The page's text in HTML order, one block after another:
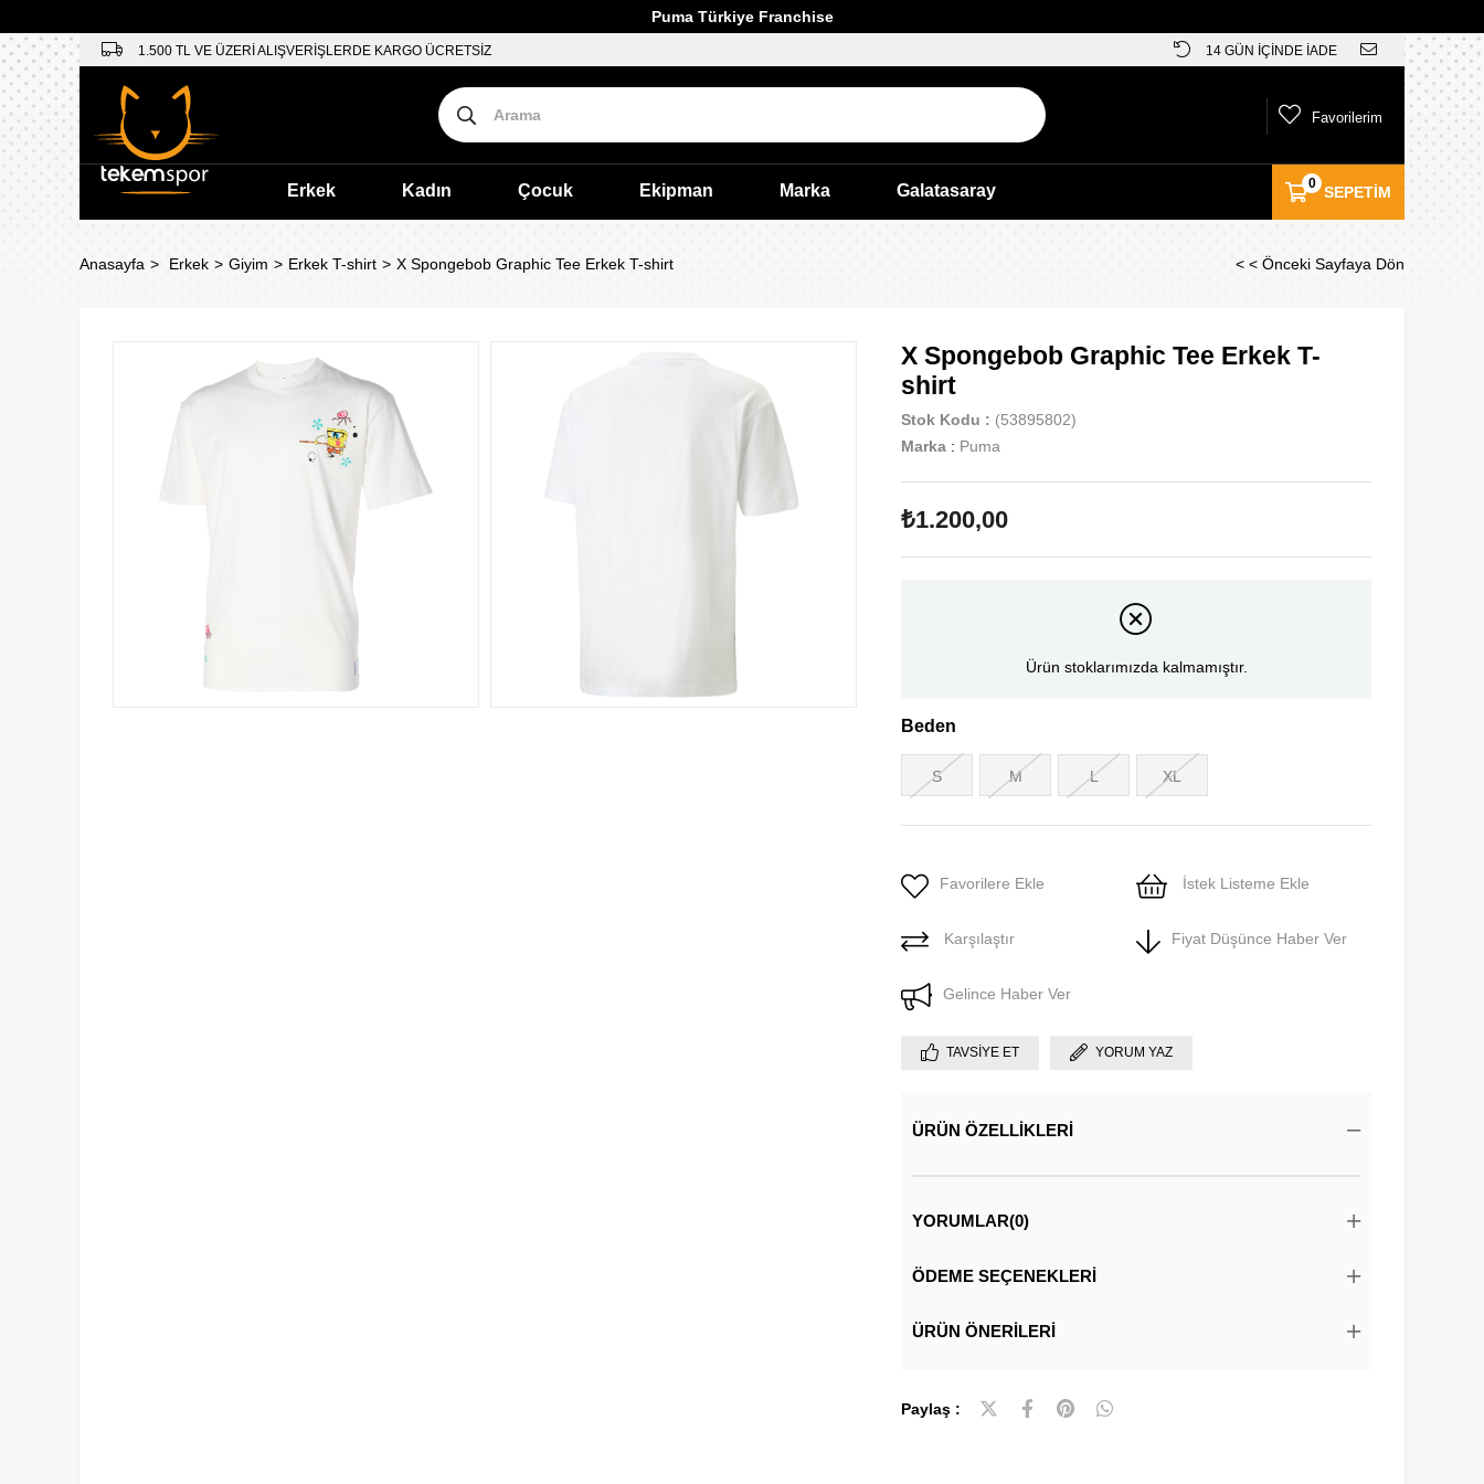
Puma Türkiye Franchise
1.500 TL VE ÜZERİ ALIŞVERİŞLERDE KARGO ÜCRETSİZ 14 GÜN İÇİNDE İADE
SEPETIM
0
Favorilerim
Erkek Kadın Çocuk Ekipman Marka Galatasaray
Anasayfa Erkek Giyim Erkek T-shirt X Spongebob Graphic Tee Erkek T-shirt < < Önceki Sayfaya Dön
X Spongebob Graphic Tee Erkek T-
shirt
Stok Kodu
(53895802)
Marka : Puma
₺1.200,00
Ürün stoklarımızda kalmamıştır.
Beden
S M L XL
Favorilere Ekle İstek Listeme Ekle
Karşılaştır Fiyat Düşünce Haber Ver
Gelince Haber Ver
TAVSIYE ET YORUM YAZ
ÜRÜN ÖZELLIKLERI
YORUMLAR(0)
ÖDEME SEÇENEKLERI
ÜRÜN ÖNERILERI
Paylaş :